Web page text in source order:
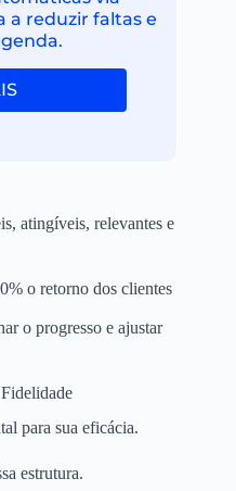
a reduzir faltas e
atingíveis, relevantes e
o retorno dos clientes
o progresso e ajustar
para sua eficácia.
estrutura.